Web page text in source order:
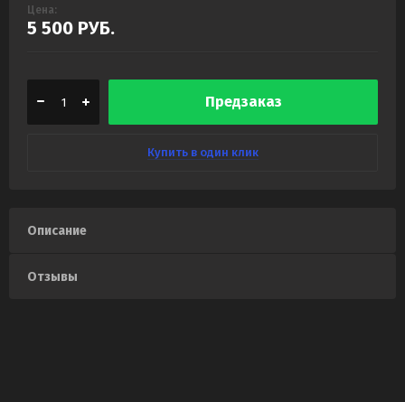
Цена:
5 500 РУБ.
Предзаказ
Купить в один клик
Описание
Отзывы